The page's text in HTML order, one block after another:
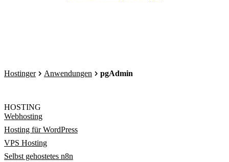
Hostinger Anwendungen pgAdmin
HOSTING
Webhosting
Hosting für WordPress
VPS Hosting
Selbst gehostetes n8n